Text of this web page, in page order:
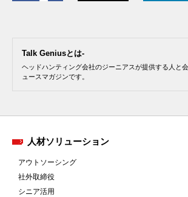
Talk Geniusとは-
ヘッドハンティング会社のジーニアスが提供する人と
ュースマガジンです。
人材ソリューション
アウトソーシング
社外取締役
シニア活用